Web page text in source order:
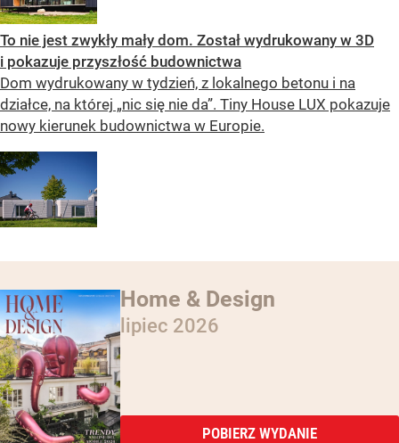
To nie jest zwykły mały dom. Został wydrukowany w 3D
i pokazuje przyszłość budownictwa
Dom wydrukowany w tydzień, z lokalnego betonu i na
działce, na której „nic się nie da”. Tiny House LUX pokazuje
nowy kierunek budownictwa w Europie.
Home & Design
lipiec 2026
POBIERZ WYDANIE